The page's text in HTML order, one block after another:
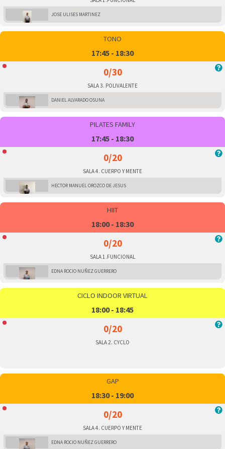
JOSE ULISES MARTINEZ
TONO
17:45 - 18:30
0/30
SALA 3. POLIVALENTE
DANIEL ALVARADO OSUNA
PILATES FAMILY
17:45 - 18:30
0/20
SALA 4. CUERPO Y MENTE
HECTOR MANUEL OROZCO DE JESUS
HIIT
18:00 - 18:30
0/20
SALA 1.FUNCIONAL
EDNA ROCIO NUÑEZ GUERRERO
CICLO INDOOR VIRTUAL
18:00 - 18:45
0/20
SALA 2. CYCLO
GAP
18:30 - 19:00
0/20
SALA 4. CUERPO Y MENTE
EDNA ROCIO NUÑEZ GUERRERO